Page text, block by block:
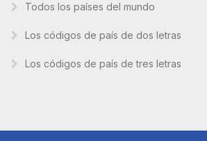
Todos los países del mundo
Los códigos de país de dos letras
Los códigos de país de tres letras